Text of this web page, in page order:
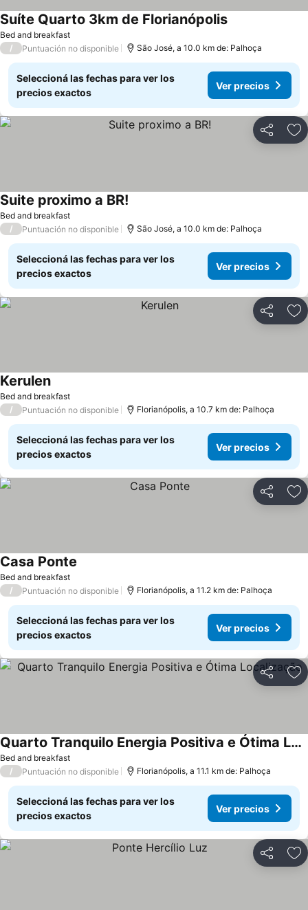
Bed and breakfast
Suíte Quarto 3km de Florianópolis
/ Puntuación no disponible São José, a 10.0 km de: Palhoça
Seleccioná las fechas para ver los
precios exactos
Ver precios
Compartir
Bed and breakfast
Suite proximo a BR!
/ Puntuación no disponible São José, a 10.0 km de: Palhoça
Seleccioná las fechas para ver los
precios exactos
Ver precios
Compartir
Bed and breakfast
Kerulen
/ Puntuación no disponible Florianópolis, a 10.7 km de: Palhoça
Seleccioná las fechas para ver los
precios exactos
Ver precios
Compartir
Bed and breakfast
Casa Ponte
/ Puntuación no disponible Florianópolis, a 11.2 km de: Palhoça
Seleccioná las fechas para ver los
precios exactos
Ver precios
Compartir
Bed and breakfast
Quarto Tranquilo Energia Positiva e Ótima Localização
/ Puntuación no disponible Florianópolis, a 11.1 km de: Palhoça
Seleccioná las fechas para ver los
precios exactos
Ver precios
Compartir